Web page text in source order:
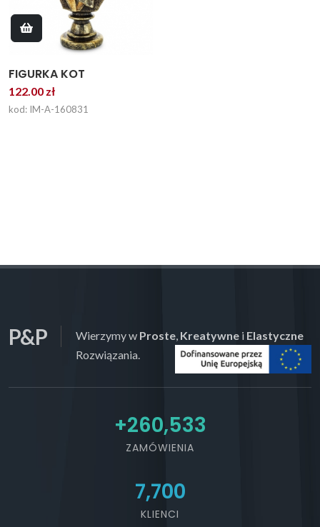
FIGURKA KOT
122.00 zł
kod: IM-A-160831
P&P Wierzymy w Proste, Kreatywne i Elastyczne
Rozwiązania.
+276,320
ZAMÓWIENIA
7,700
KLIENCI